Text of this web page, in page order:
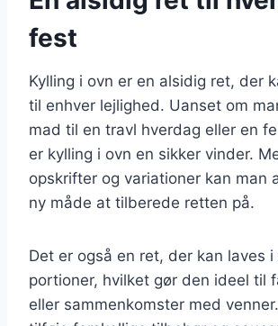
fest
Kylling i ovn er en alsidig ret, der
til enhver lejlighed. Uanset om
mad til en travl hverdag eller en
er kylling i ovn en sikker vinder.
opskrifter og variationer kan man
ny måde at tilberede retten på.
Det er også en ret, der kan laves i
portioner, hvilket gør den ideel til
eller sammenkomster med